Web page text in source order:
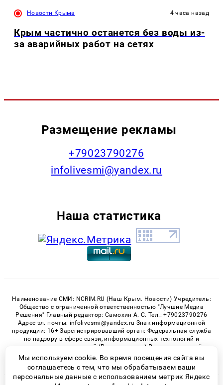
Новости Крыма 4 часа назад
Крым частично останется без воды из-
за аварийных работ на сетях
Размещение рекламы
+79023790276
infolivesmi@yandex.ru
Наша статистика
Наименование СМИ: NCRIM.RU (Наш Крым. Новости) Учредитель:
Общество с ограниченной ответственностью "Лучшие Медиа
Решения" Главный редактор: Самохин А. С. Тел.: +79023790276
Адрес эл. почты: infolivesmi@yandex.ru Знак информационной
продукции: 16+ Зарегистрировавший орган: Федеральная служба
по надзору в сфере связи, информационных технологий и
массовых коммуникаций (Роскомнадзор) Регистрационный
номер СМИ ЭЛ № ФС 77 - 81150 от 02.06.2021
Мы используем cookie. Во время посещения сайта вы
соглашаетесь с тем, что мы обрабатываем ваши
персональные данные с использованием метрик Яндекс